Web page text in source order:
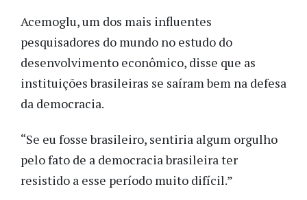
Acemoglu, um dos mais influentes
pesquisadores do mundo no estudo do
desenvolvimento econômico, disse que as
instituições brasileiras se saíram bem na defesa
da democracia.
“Se eu fosse brasileiro, sentiria algum orgulho
pelo fato de a democracia brasileira ter
resistido a esse período muito difícil.”